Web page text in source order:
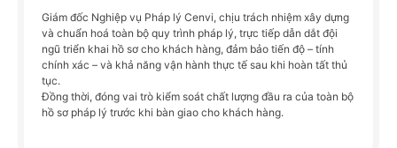
Giám đốc Nghiệp vụ Pháp lý Cenvi, chịu trách nhiệm xây dựng
và chuẩn hoá toàn bộ quy trình pháp lý, trực tiếp dẫn dắt đội
ngũ triển khai hồ sơ cho khách hàng, đảm bảo tiến độ – tính
chính xác – và khả năng vận hành thực tế sau khi hoàn tất thủ
tục.
Đồng thời, đóng vai trò kiểm soát chất lượng đầu ra của toàn bộ
hồ sơ pháp lý trước khi bàn giao cho khách hàng.